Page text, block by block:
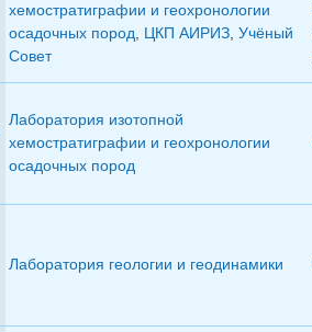
хемостратиграфии и геохронологии
осадочных пород, ЦКП АИРИЗ, Учёный
Совет
Лаборатория изотопной
хемостратиграфии и геохронологии
осадочных пород
Лаборатория геологии и геодинамики